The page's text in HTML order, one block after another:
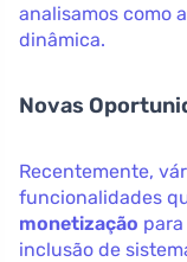
analisamos como
dinâmica.
Novas
Recentemente,
funcionalidades
monetização
inclusão de